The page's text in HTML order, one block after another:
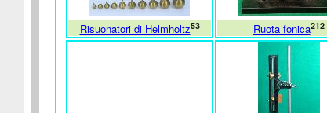
Risuonatori di Helmholtz53 Ruota fonica212